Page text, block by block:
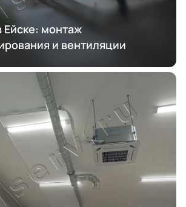
монтаж
и вентиляции